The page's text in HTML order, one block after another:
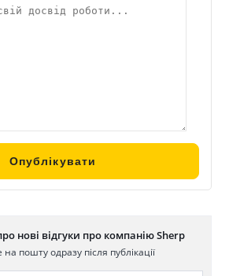
нові відгуки про компанію Sherp
пошту одразу після публікації